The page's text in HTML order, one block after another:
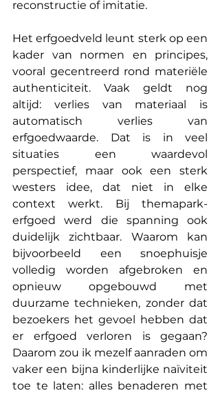
reconstructie of imitatie.
Het erfgoedveld leunt sterk op een
kader van normen en principes,
vooral gecentreerd rond materiële
authenticiteit. Vaak geldt nog
altijd: verlies van materiaal is
automatisch verlies van
erfgoedwaarde. Dat is in veel
situaties een waardevol
perspectief, maar ook een sterk
westers idee, dat niet in elke
context werkt. Bij themapark-
erfgoed werd die spanning ook
duidelijk zichtbaar. Waarom kan
bijvoorbeeld een snoephuisje
volledig worden afgebroken en
opnieuw opgebouwd met
duurzame technieken, zonder dat
bezoekers het gevoel hebben dat
er erfgoed verloren is gegaan?
Daarom zou ik mezelf aanraden om
vaker een bijna kinderlijke naïviteit
toe te laten: alles benaderen met